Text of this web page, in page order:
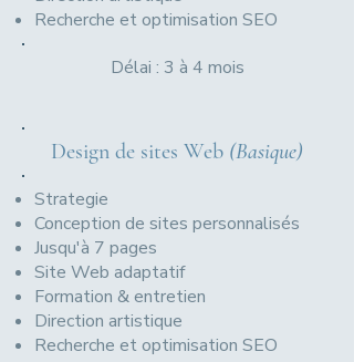
Recherche et optimisation SEO
Délai : 3 à 4 mois
Strategie
Conception de sites personnalisés
Jusqu'à 7 pages
Site Web adaptatif
Formation & entretien
Direction artistique
Recherche et optimisation SEO
Design de sites Web (Basique)